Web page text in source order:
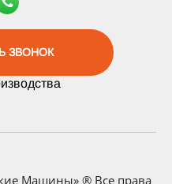
ЗВОНОК
Машины» ® Все права